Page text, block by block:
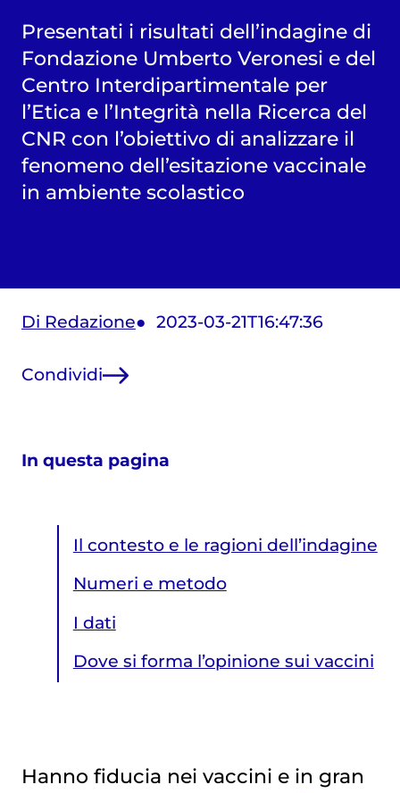
Presentati i risultati dell’indagine di
Fondazione Umberto Veronesi e del
Centro Interdipartimentale per
l’Etica e l’Integrità nella Ricerca del
CNR con l’obiettivo di analizzare il
fenomeno dell’esitazione vaccinale
in ambiente scolastico
Di Redazione 2023-03-21T16:47:36
Condividi
In questa pagina
Il contesto e le ragioni dell’indagine
Numeri e metodo
I dati
Dove si forma l’opinione sui vaccini
Hanno fiducia nei vaccini e in gran